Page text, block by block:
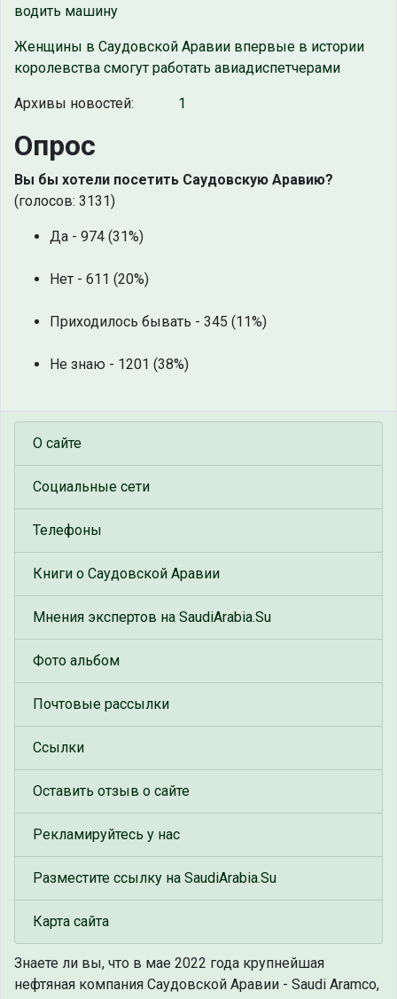
водить машину
Женщины в Саудовской Аравии впервые в истории
королевства смогут работать авиадиспетчерами
Архивы новостей: 1
Опрос
Вы бы хотели посетить Саудовскую Аравию?
(голосов: 3131)
Да - 974 (31%)
Нет - 611 (20%)
Приходилось бывать - 345 (11%)
Не знаю - 1201 (38%)
О сайте
Социальные сети
Телефоны
Книги о Саудовской Аравии
Мнения экспертов на SaudiArabia.Su
Фото альбом
Почтовые рассылки
Ссылки
Оставить отзыв о сайте
Рекламируйтесь у нас
Разместите ссылку на SaudiArabia.Su
Карта сайта
Знаете ли вы, что в мае 2022 года крупнейшая
нефтяная компания Саудовской Аравии - Saudi Aramco,